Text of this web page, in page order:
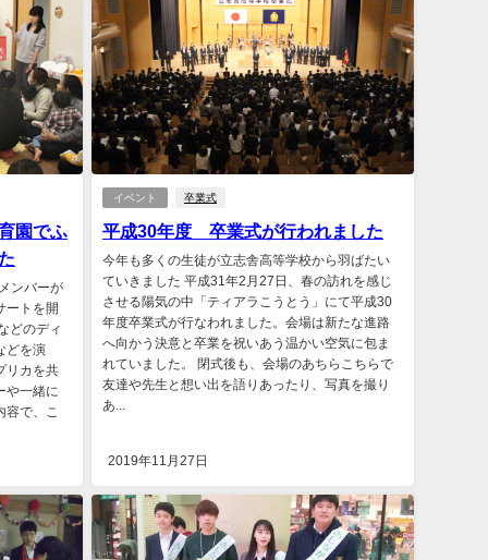
園でふ
ンバーが
ートを開
どのディ
どを演
リカを共
や一緒に
容で、こ
イベント 卒業式
平成30年度 卒業式が行われました
今年も多くの生徒が立志舎高等学校から羽ばたい
ていきました 平成31年2月27日、春の訪れを感じ
させる陽気の中「ティアラこうとう」にて平成30
年度卒業式が行なわれました。会場は新たな進路
へ向かう決意と卒業を祝いあう温かい空気に包ま
れていました。 閉式後も、会場のあちらこちらで
友達や先生と想い出を語りあったり、写真を撮り
あ...
2019年11月27日